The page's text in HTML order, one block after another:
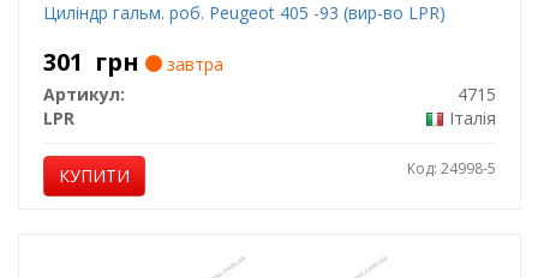
Циліндр гальм. роб. Peugeot 405 -93 (вир-во LPR)
301 грн
завтра
Артикул:
4715
LPR
Італія
КУПИТИ Код: 24998-5